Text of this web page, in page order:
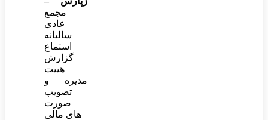
مجمع
عادی
سالیانه
استماع
گزارش
هییت
مدیره و
تصویب
صورت
های مالی